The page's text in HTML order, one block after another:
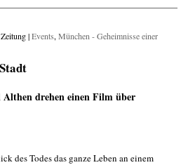
|Events, München - Geheimnisse einer
drehen einen Film über
des Todes das ganze Leben an einem